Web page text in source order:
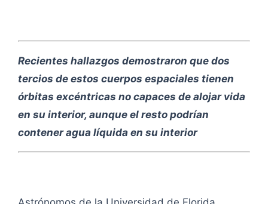
Recientes hallazgos demostraron que dos
tercios de estos cuerpos espaciales tienen
órbitas excéntricas no capaces de alojar vida
en su interior, aunque el resto podrían
contener agua líquida en su interior